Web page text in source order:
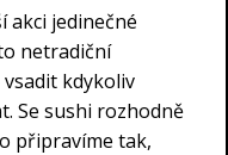
akci jedinečné
netradiční
kdykoliv
Se sushi rozhodně
připravíme tak,